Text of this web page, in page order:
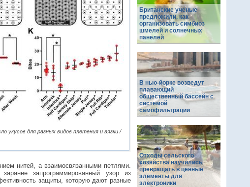
укусов для разных видов плетения и вязки /
нитей, а взаимосвязанными петлями.
запрограммированный узор из
защиты, которую дают разные
Британские ученые
предложили, как
организовать симбиоз
шмелей и солнечных
панелей
В нью-йорке возведут
плавающий
общественный бассейн с
системой
самофильтрации
Отходы сельского
хозяйства научились
превращать в ценные
элементы для
электроники